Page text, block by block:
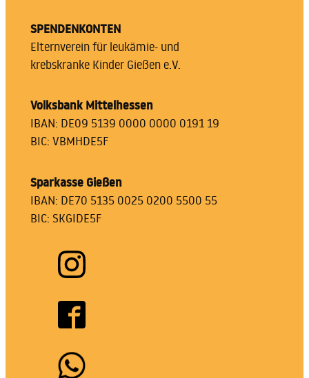
SPENDENKONTEN
Elternverein für leukämie- und
krebskranke Kinder Gießen e.V.
Volksbank Mittelhessen
IBAN: DE09 5139 0000 0000 0191 19
BIC: VBMHDE5F
Sparkasse Gießen
IBAN: DE70 5135 0025 0200 5500 55
BIC: SKGIDE5F